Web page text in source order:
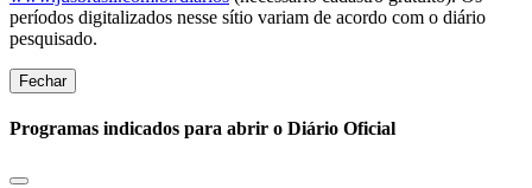
períodos digitalizados nesse sítio variam de acordo com o diário
pesquisado.
Fechar
Programas indicados para abrir o Diário Oficial